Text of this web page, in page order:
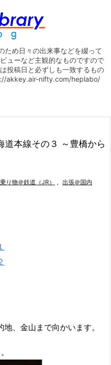
ため日々の出来事などを綴って
ューなど主観的なものですので
投稿日と必ずしも一致するもの
akkey.air-nifty.com/heplabo/
本線その３ ～豊橋から
り物＠鉄道（JR） , 出張＠国内
、金山まで向かいます。